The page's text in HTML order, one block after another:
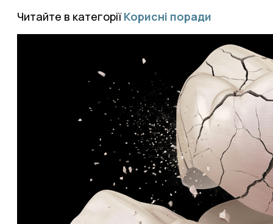
Читайте в категорії Корисні поради